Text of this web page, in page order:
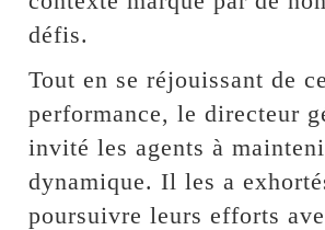
défis.
Tout en se réjouissant de
performance, le directeur
invité les agents à
dynamique. Il les a
poursuivre leurs efforts